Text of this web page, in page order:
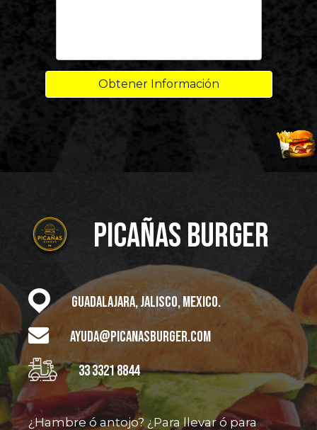
Obtener Información
Picañas Burger
¿Hambre ó antojo? ¿Para llevar ó para
Guadalajara, Jalisco, Mexico.
ayuda@picanasburger.com
33 3321 8844